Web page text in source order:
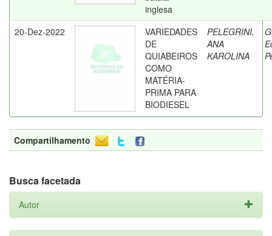
inglesa
20-Dez-2022
VARIEDADES
DE
QUIABEIROS
COMO
MATÉRIA-
PRIMA PARA
BIODIESEL
PELEGRINI,
ANA
KAROLINA
Compartilhamento
Busca facetada
Autor